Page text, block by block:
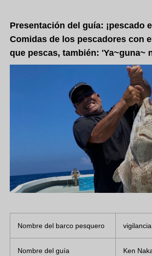
Presentación del guía: ¡pescado
Comidas de los pescadores con
que pescas, también: 'Ya~guna~
Nombre del barco pesquero
Nombre del guía Ken